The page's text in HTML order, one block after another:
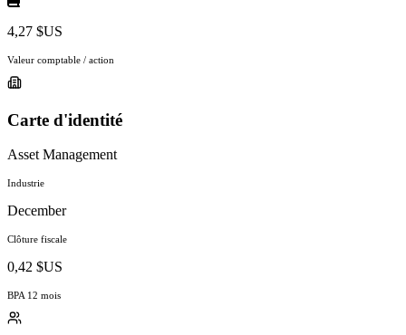
4,27 $US
Valeur comptable / action
Carte d'identité
Asset Management
Industrie
December
Clôture fiscale
0,42 $US
BPA 12 mois